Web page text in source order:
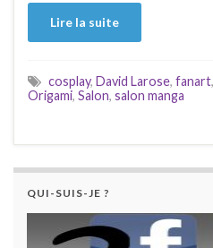
Lire la suite
cosplay, David Larose, fanart,
Origami, Salon, salon manga
QUI-SUIS-JE ?